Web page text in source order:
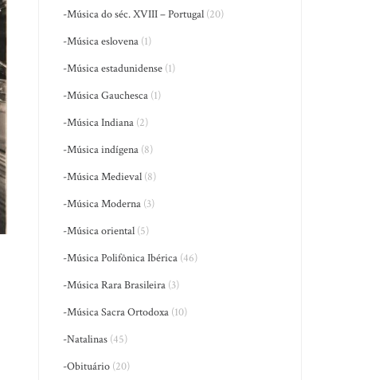
-Música do séc. XVIII – Portugal (20)
-Música eslovena (1)
-Música estadunidense (1)
-Música Gauchesca (1)
-Música Indiana (2)
-Música indígena (8)
-Música Medieval (8)
-Música Moderna (3)
-Música oriental (5)
-Música Polifônica Ibérica (46)
-Música Rara Brasileira (3)
-Música Sacra Ortodoxa (10)
-Natalinas (45)
-Obituário (20)